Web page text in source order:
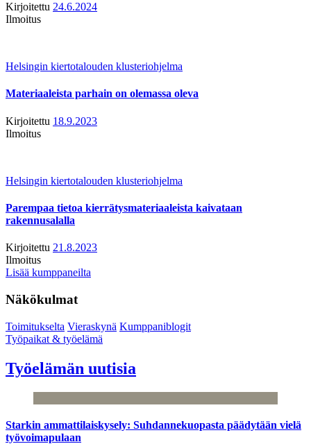
Kirjoitettu 24.6.2024
Ilmoitus
Helsingin kiertotalouden klusteriohjelma
Materiaaleista parhain on olemassa oleva
Kirjoitettu 18.9.2023
Ilmoitus
Helsingin kiertotalouden klusteriohjelma
Parempaa tietoa kierrätysmateriaaleista kaivataan
rakennusalalla
Kirjoitettu 21.8.2023
Ilmoitus
Lisää kumppaneilta
Näkökulmat
Toimitukselta Vieraskynä Kumppaniblogit
Työpaikat & työelämä
Työelämän uutisia
Starkin ammattilaiskysely: Suhdannekuopasta päädytään vielä
työvoimapulaan